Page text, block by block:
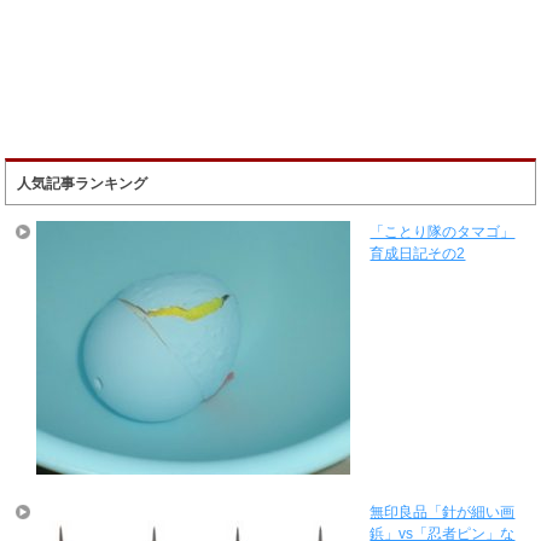
人気記事ランキング
「ことり隊のタマゴ」
育成日記その2
無印良品「針が細い画
鋲」vs「忍者ピン」な